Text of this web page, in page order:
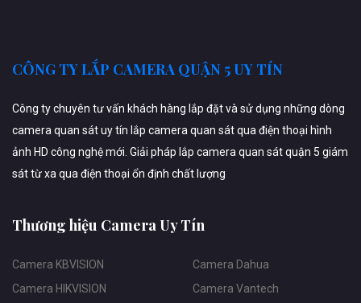
CÔNG TY LẮP CAMERA QUẬN 5 UY TÍN
Công ty chuyên tư vấn khách hàng lắp đặt và sử dụng những dòng
camera quan sát uy tín lắp camera quan sát qua điện thoại hình
ảnh HD công nghệ mới. Giải pháp lắp camera quan sát quận 5 giám
sát từ xa qua điện thoại ổn định chất lượng
Thương hiệu Camera Uy Tín
Camera KBVISION
Camera HIKVISION
Camera Dahua
Camera Vantech